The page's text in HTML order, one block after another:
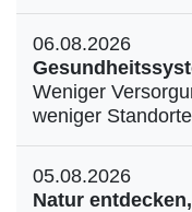
06.08.2026
Weniger
weniger
05.08.2026
Natur